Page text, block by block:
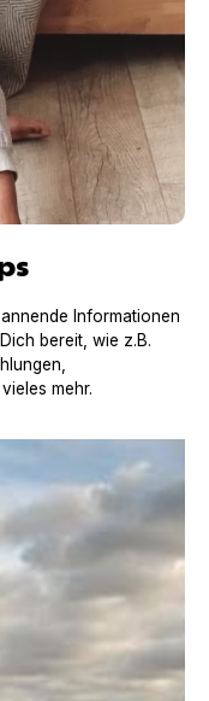
Informationen
bereit, wie z.B.
mehr.